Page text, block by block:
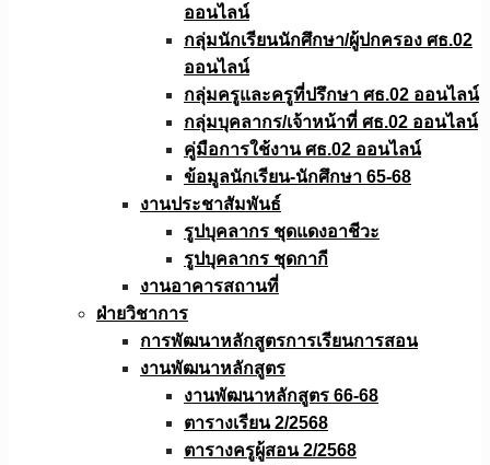
ออนไลน์
กลุ่มนักเรียนนักศึกษา/ผู้ปกครอง ศธ.02
ออนไลน์
กลุ่มครูและครูที่ปรึกษา ศธ.02 ออนไลน์
กลุ่มบุคลากร/เจ้าหน้าที่ ศธ.02 ออนไลน์
คู่มือการใช้งาน ศธ.02 ออนไลน์
ข้อมูลนักเรียน-นักศึกษา 65-68
งานประชาสัมพันธ์
รูปบุคลากร ชุดแดงอาชีวะ
รูปบุคลากร ชุดกากี
งานอาคารสถานที่
ฝ่ายวิชาการ
การพัฒนาหลักสูตรการเรียนการสอน
งานพัฒนาหลักสูตร
งานพัฒนาหลักสูตร 66-68
ตารางเรียน 2/2568
ตารางครูผู้สอน 2/2568